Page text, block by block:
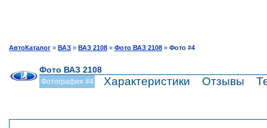
АвтоКаталог » ВАЗ » ВАЗ 2108 » Фото ВАЗ 2108 » Фото #4
Фото ВАЗ 2108
Фотография #4 Характеристики Отзывы